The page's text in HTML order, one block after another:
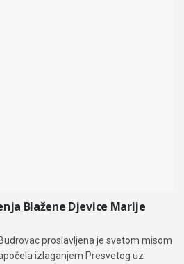
Blažene Djevice Marije
proslavljena je svetom misom
izlaganjem Presvetog uz